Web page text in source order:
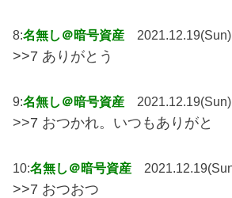
8:名無し＠暗号資産 2021.12.19(Sun)
>>7 ありがとう
9:名無し＠暗号資産 2021.12.19(Sun)
>>7 おつかれ。いつもありがと
10:名無し＠暗号資産
>>7 おつおつ